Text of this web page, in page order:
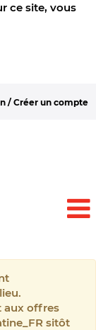
ce site, vous
/ Créer un compte
aux offres
sitôt